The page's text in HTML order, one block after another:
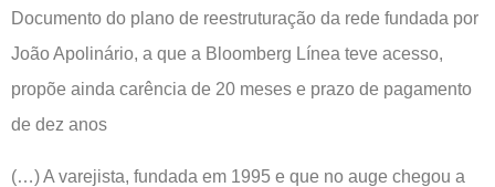
Documento do plano de reestruturação da rede fundada por
João Apolinário, a que a Bloomberg Línea teve acesso,
propõe ainda carência de 20 meses e prazo de pagamento
de dez anos
(…) A varejista, fundada em 1995 e que no auge chegou a